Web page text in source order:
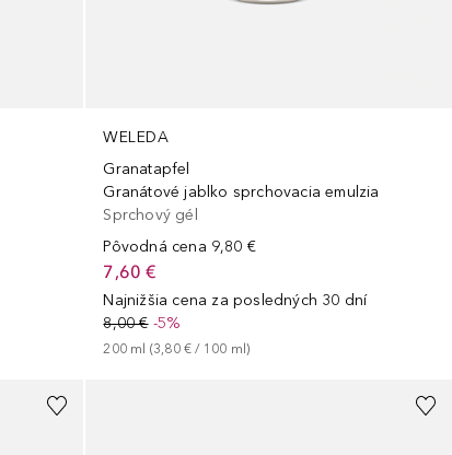
WELEDA
Granatapfel
Granátové jablko sprchovacia emulzia
Sprchový gél
Pôvodná cena 9,80 €
7,60 €
Najnižšia cena za posledných 30 dní
8,00 €-5%
200 ml (3,80 € / 100 ml)